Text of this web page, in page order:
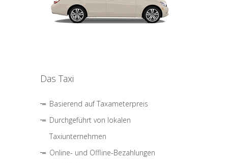
Das Taxi
Basierend auf Taxameterpreis
Durchgeführt von lokalen
Taxiunternehmen
Online- und Offline-Bezahlungen